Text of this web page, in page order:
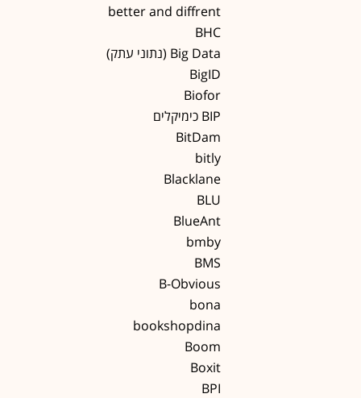
better and diffrent
BHC
Big Data (נתוני עתק)
BigID
Biofor
BIP כימיקלים
BitDam
bitly
Blacklane
BLU
BlueAnt
bmby
BMS
B-Obvious
bona
bookshopdina
Boom
Boxit
BPI